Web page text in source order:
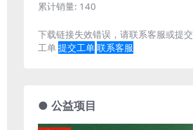
累计销量: 140
下载链接失效错误，请联系客服或提交
工单提交工单联系客服
● 公益项目